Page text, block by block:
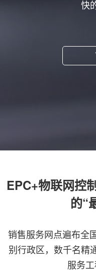
快
EPC+物联网控
的“
销售服务网点遍布全
别行政区，数千名精
服务工